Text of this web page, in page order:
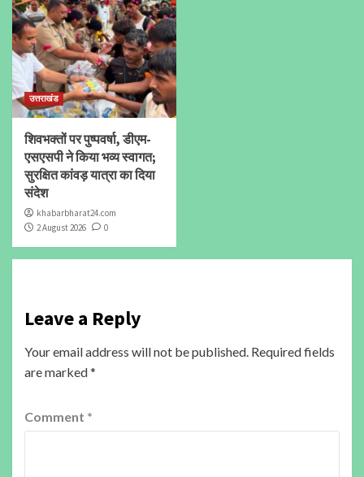
उत्तराखंड
शिवभक्तों पर पुष्पवर्षा, डीएम-
एसएसपी ने किया भव्य स्वागत;
सुरक्षित कांवड़ यात्रा का दिया
संदेश
khabarbharat24.com
2 August 2026
0
Leave a Reply
Your email address will not be published. Required fields
are marked*
Comment *